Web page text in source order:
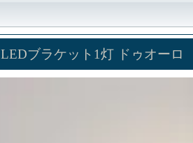
LEDブラケット1灯 ドゥオーロ